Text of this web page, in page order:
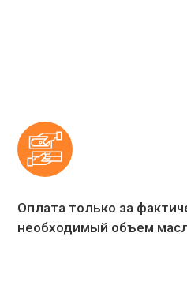
Оплата только за
необходимый объем